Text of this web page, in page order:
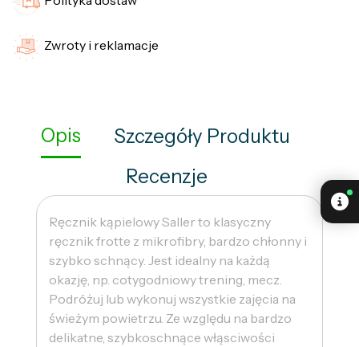
Zwroty i reklamacje
Opis
Szczegóły Produktu
Recenzje
Ręcznik kąpielowy Saller to klasyczny
ręcznik frotte z mikrofibry, bardzo chłonny i
szybko schnący. Jest idealny na każdą
okazję, np. cotygodniowy trening, mecz.
Podróżuj lub wykonuj wszystkie zajęcia na
świeżym powietrzu. Ze względu na bardzo
delikatne, szybkoschnące włąsciwości